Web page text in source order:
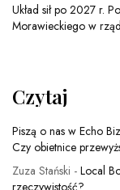
Układ sił po 2027 r.
Morawieckiego w
Czytaj
Piszą o nas w Echo
Czy obietnice
Zuza Stański - Local
rzeczywistość?